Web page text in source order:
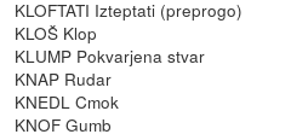
KLOFTATI Izteptati (preprogo)
KLOŠ Klop
KLUMP Pokvarjena stvar
KNAP Rudar
KNEDL Cmok
KNOF Gumb